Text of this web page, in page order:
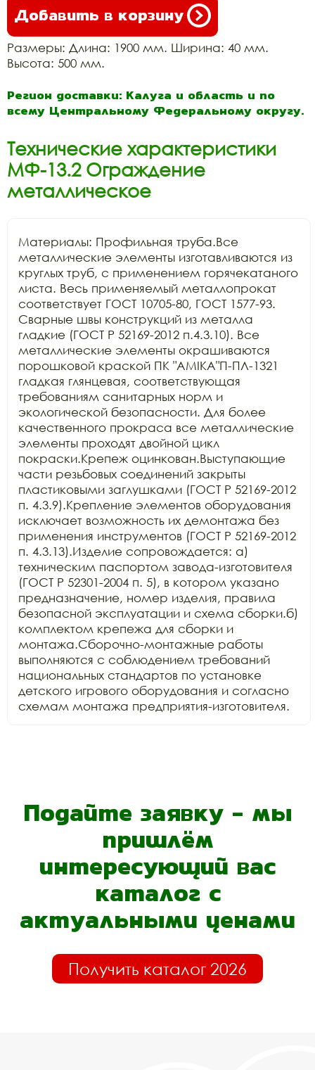
Добавить в корзину
Размеры: Длина: 1900 мм. Ширина: 40 мм.
Высота: 500 мм.
Регион доставки: Калуга и область и по
всему Центральному Федеральному округу.
Технические характеристики
МФ-13.2 Ограждение
металлическое
Материалы: Профильная труба.Все
металлические элементы изготавливаются из
круглых труб, с применением горячекатаного
листа. Весь применяемый металлопрокат
соответствует ГОСТ 10705-80, ГОСТ 1577-93.
Сварные швы конструкций из металла
гладкие (ГОСТ Р 52169-2012 п.4.3.10). Все
металлические элементы окрашиваются
порошковой краской ПК "АМIKA"П-ПЛ-1321
гладкая глянцевая, соответствующая
требованиям санитарных норм и
экологической безопасности. Для более
качественного прокраса все металлические
элементы проходят двойной цикл
покраски.Крепеж оцинкован.Выступающие
части резьбовых соединений закрыты
пластиковыми заглушками (ГОСТ Р 52169-2012
п. 4.3.9).Крепление элементов оборудования
исключает возможность их демонтажа без
применения инструментов (ГОСТ Р 52169-2012
п. 4.3.13).Изделие сопровождается: а)
техническим паспортом завода-изготовителя
(ГОСТ Р 52301-2004 п. 5), в котором указано
предназначение, номер изделия, правила
безопасной эксплуатации и схема сборки.б)
комплектом крепежа для сборки и
монтажа.Сборочно-монтажные работы
выполняются с соблюдением требований
национальных стандартов по установке
детского игрового оборудования и согласно
схемам монтажа предприятия-изготовителя.
Подайте заявку - мы
пришлём
интересующий вас
каталог с
актуальными ценами
Получить каталог 2026